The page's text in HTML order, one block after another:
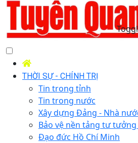
THỜI SỰ - CHÍNH TRỊ
Tin trong tỉnh
Tin trong nước
Xây dựng Đảng - Nhà
Bảo vệ nền tảng tư
Đạo đức Hồ Chí Minh